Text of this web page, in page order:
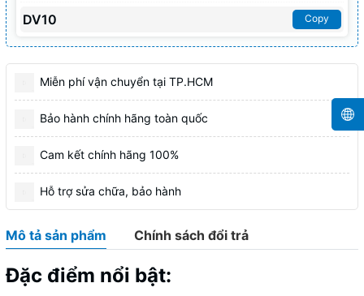
DV10 Copy
Miễn phí vận chuyển tại TP.HCM
Bảo hành chính hãng toàn quốc
Cam kết chính hãng 100%
Hỗ trợ sửa chữa, bảo hành
Mô tả sản phẩm Chính sách đổi trả
Đặc điểm nổi bật: